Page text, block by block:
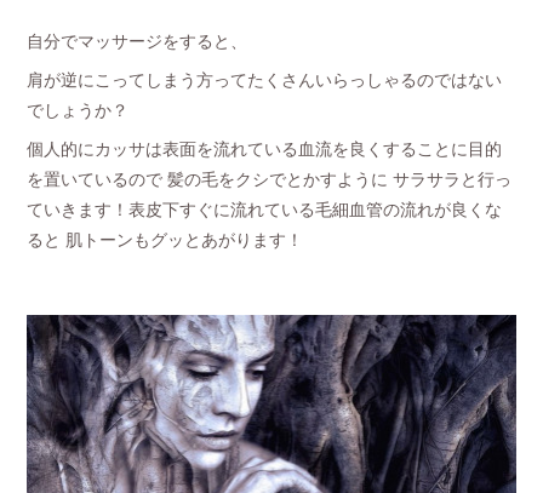
自分でマッサージをすると、
肩が逆にこってしまう方ってたくさんいらっしゃるのではない
でしょうか？
個人的にカッサは表面を流れている血流を良くすることに目的
を置いているので 髪の毛をクシでとかすように サラサラと行っ
ていきます！表皮下すぐに流れている毛細血管の流れが良くな
ると 肌トーンもグッとあがります！